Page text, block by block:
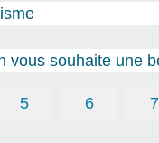
vous souhaite une
5 6 7